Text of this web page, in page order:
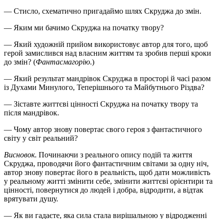
— Стисло, схематично пригадаймо шлях Скруджа до змін.
— Яким ми бачимо Скруджа на початку твору?
— Який художній прийом використовує автор для того, щоб
герой замислився над власним життям та зробив перші кроки
до змін? (Фантасмагорію.)
— Який результат мандрівок Скруджа в просторі й часі разом
із Духами Минулого, Теперішнього та Майбутнього Різдва?
— Зіставте життєві цінності Скруджа на початку твору та
після мандрівок.
— Чому автор знову повертає свого героя з фантастичного
світу у світ реальний?
Висновок. Починаючи з реального опису подій та життя
Скруджа, проводячи його фантастичним світами за одну ніч,
автор знову повертає його в реальність, щоб дати можливість
у реальному житті змінити себе, змінити життєві орієнтири та
цінності, повернутися до людей і добра, відродити, а відтак
врятувати душу.
— Як ви гадаєте, яка сила стала вирішальною у відродженні